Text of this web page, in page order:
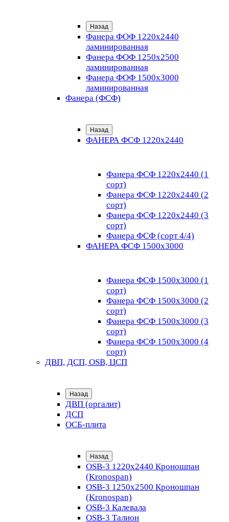
Назад
Фанера ФОФ 1220x2440
ламинированная
Фанера ФОФ 1250x2500
ламинированная
Фанера ФОФ 1500x3000
ламинированная
Фанера (ФСФ)
Назад
ФАНЕРА ФСФ 1220х2440
Фанера ФСФ 1220х2440 (1
сорт)
Фанера ФСФ 1220х2440 (2
сорт)
Фанера ФСФ 1220х2440 (3
сорт)
Фанера ФСФ (сорт 4/4)
ФАНЕРА ФСФ 1500х3000
Фанера ФСФ 1500х3000 (1
сорт)
Фанера ФСФ 1500х3000 (2
сорт)
Фанера ФСФ 1500х3000 (3
сорт)
Фанера ФСФ 1500х3000 (4
сорт)
ДВП, ДСП, OSB, ЦСП
Назад
ДВП (оргалит)
ДСП
ОСБ-плита
Назад
OSB-3 1220х2440 Кроношпан
(Kronospan)
OSB-3 1250х2500 Кроношпан
(Kronospan)
OSB-3 Калевала
OSB-3 Талион